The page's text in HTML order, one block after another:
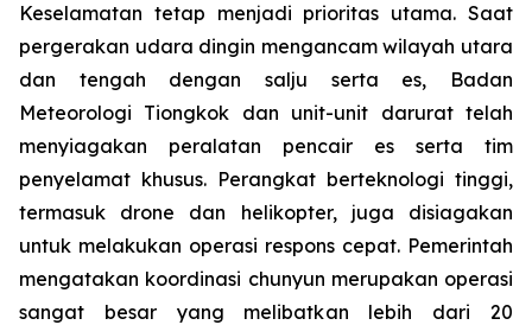
Keselamatan tetap menjadi prioritas utama. Saat
pergerakan udara dingin mengancam wilayah utara
dan tengah dengan salju serta es, Badan
Meteorologi Tiongkok dan unit-unit darurat telah
menyiagakan peralatan pencair es serta tim
penyelamat khusus. Perangkat berteknologi tinggi,
termasuk drone dan helikopter, juga disiagakan
untuk melakukan operasi respons cepat. Pemerintah
mengatakan koordinasi chunyun merupakan operasi
sangat besar yang melibatkan lebih dari 20